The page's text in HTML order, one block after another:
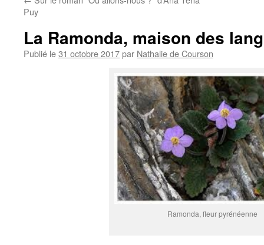
Puy
La Ramonda, maison des
Publié le31 octobre 2017par Nathalie de Courson
Ramonda, fleur pyrénéenne